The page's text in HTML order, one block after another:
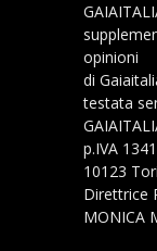
opinioni
di
testata
p.IVA
10123
Direttrice
MONICA